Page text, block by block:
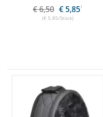
€ 6,50 € 5,851
(€ 5,85/Stück)